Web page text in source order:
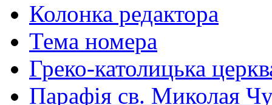
Колонка редактора
Тема номера
Греко-католицька
Парафія св. Миколая